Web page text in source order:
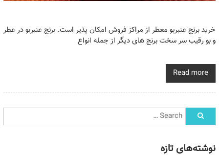
خرید برنج عنبربو معطر از مراکز فروش امکان‌ پذیر است. برنج عنبربو در عطر
و بو رقیب سر سخت برنج های دیگر از جمله انواع
Read more
نوشته‌های تازه